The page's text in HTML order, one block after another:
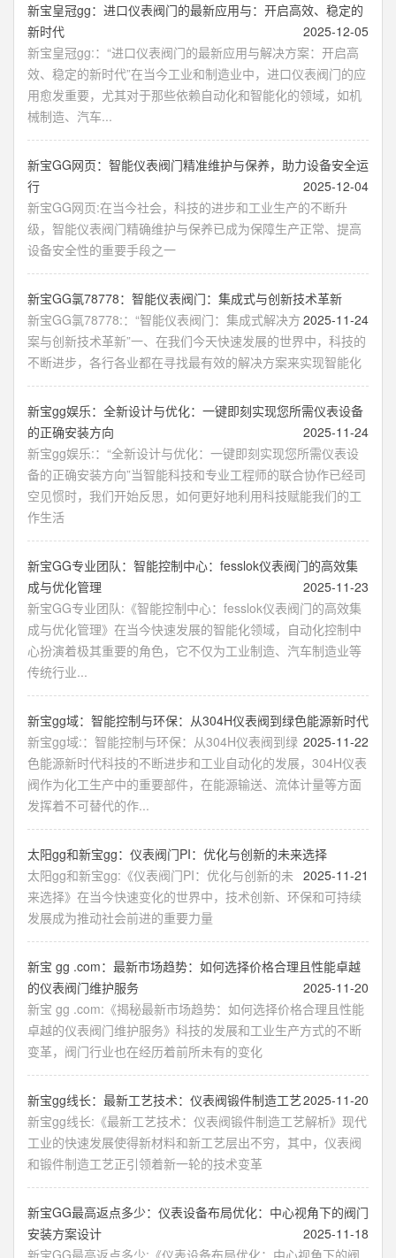
新宝皇冠gg：进口仪表阀门的最新应用与：开启高效、稳定的
新时代
2025-12-05
新宝皇冠gg:：“进口仪表阀门的最新应用与解决方案：开启高
效、稳定的新时代”在当今工业和制造业中，进口仪表阀门的应
用愈发重要，尤其对于那些依赖自动化和智能化的领域，如机
械制造、汽车...
新宝GG网页：智能仪表阀门精准维护与保养，助力设备安全运
行
2025-12-04
新宝GG网页:在当今社会，科技的进步和工业生产的不断升
级，智能仪表阀门精确维护与保养已成为保障生产正常、提高
设备安全性的重要手段之一
新宝GG氯78778：智能仪表阀门：集成式与创新技术革新
2025-11-24
新宝GG氯78778:：“智能仪表阀门：集成式解决方
案与创新技术革新”一、在我们今天快速发展的世界中，科技的
不断进步，各行各业都在寻找最有效的解决方案来实现智能化
新宝gg娱乐：全新设计与优化：一键即刻实现您所需仪表设备
的正确安装方向
2025-11-24
新宝gg娱乐:：“全新设计与优化：一键即刻实现您所需仪表设
备的正确安装方向”当智能科技和专业工程师的联合协作已经司
空见惯时，我们开始反思，如何更好地利用科技赋能我们的工
作生活
新宝GG专业团队：智能控制中心：fesslok仪表阀门的高效集
成与优化管理
2025-11-23
新宝GG专业团队:《智能控制中心：fesslok仪表阀门的高效集
成与优化管理》在当今快速发展的智能化领域，自动化控制中
心扮演着极其重要的角色，它不仅为工业制造、汽车制造业等
传统行业...
新宝gg域：智能控制与环保：从304H仪表阀到绿色能源新时代
2025-11-22
新宝gg域:：智能控制与环保：从304H仪表阀到绿
色能源新时代科技的不断进步和工业自动化的发展，304H仪表
阀作为化工生产中的重要部件，在能源输送、流体计量等方面
发挥着不可替代的作...
太阳gg和新宝gg：仪表阀门PI：优化与创新的未来选择
2025-11-21
太阳gg和新宝gg:《仪表阀门PI：优化与创新的未
来选择》在当今快速变化的世界中，技术创新、环保和可持续
发展成为推动社会前进的重要力量
新宝 gg .com：最新市场趋势：如何选择价格合理且性能卓越
的仪表阀门维护服务
2025-11-20
新宝 gg .com:《揭秘最新市场趋势：如何选择价格合理且性能
卓越的仪表阀门维护服务》科技的发展和工业生产方式的不断
变革，阀门行业也在经历着前所未有的变化
新宝gg线长：最新工艺技术：仪表阀锻件制造工艺2025-11-20
新宝gg线长:《最新工艺技术：仪表阀锻件制造工艺解析》现代
工业的快速发展使得新材料和新工艺层出不穷，其中，仪表阀
和锻件制造工艺正引领着新一轮的技术变革
新宝GG最高返点多少：仪表设备布局优化：中心视角下的阀门
安装方案设计
2025-11-18
新宝GG最高返点多少:《仪表设备布局优化：中心视角下的阀